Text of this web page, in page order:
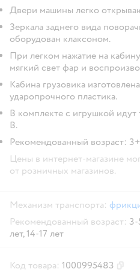
Двери машины легко
Зеркала заднего вида
оборудован клаксоном.
При легком нажатие на
мягкий свет фар и
Кабина грузовика
ударопрочного пластика.
В комплекте с игрушкой идут
В.
Рекомендованный возраст: 3+
Цены в интернет-магазине
от розничных магазинов.
Механизм транспорта:
Рекомендованный возраст: 3-
лет,14-17 лет
Код товара: 1000995483